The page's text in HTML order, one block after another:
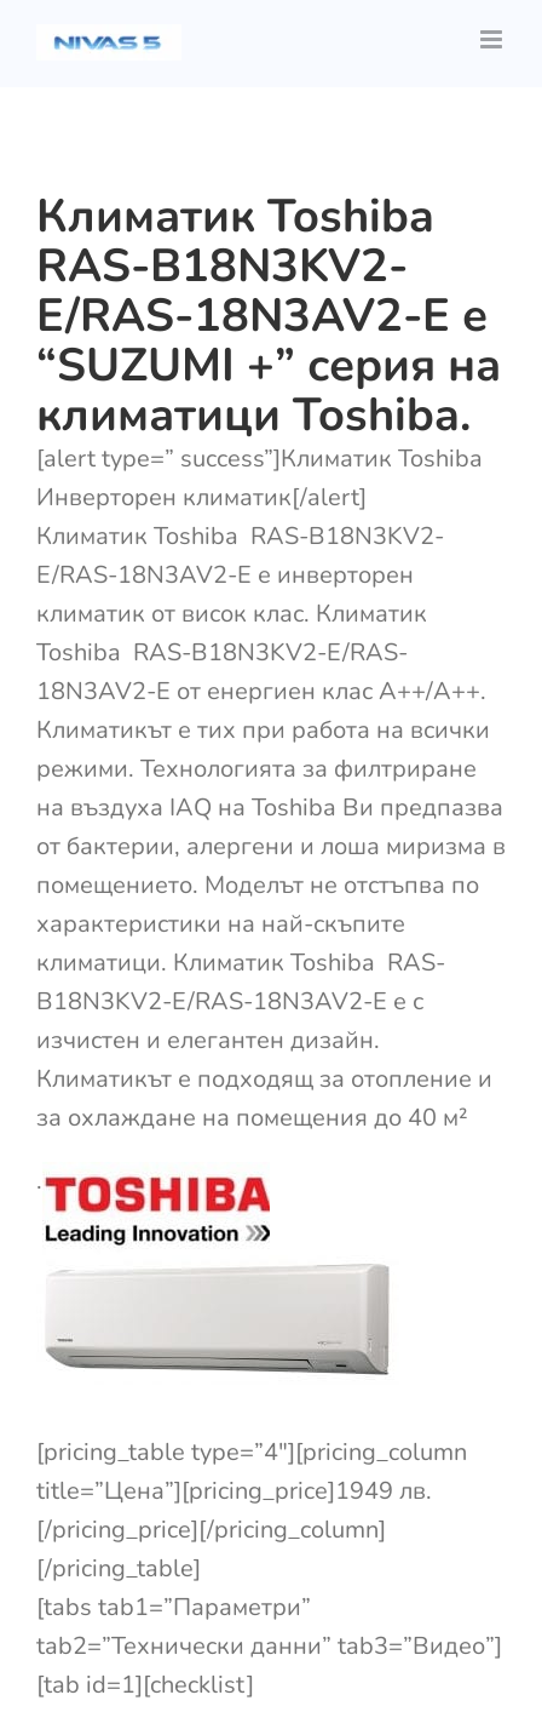
Климатик Toshiba
RAS-B18N3KV2-
E/RAS-18N3AV2-E е
“SUZUMI +” серия на
климатици Toshiba.
[alert type=” success”]Климатик Toshiba
Инверторен климатик[/alert]
Климатик Toshiba RAS-B18N3KV2-
E/RAS-18N3AV2-E е инверторен
климатик от висок клас. Климатик
Toshiba RAS-B18N3KV2-E/RAS-
18N3AV2-E от енергиен клас A++/A++.
Климатикът е тих при работа на всички
режими. Технологията за филтриране
на въздуха IAQ на Toshiba Ви предпазва
от бактерии, алергени и лоша миризма в
помещението. Моделът не отстъпва по
характеристики на най-скъпите
климатици. Климатик Toshiba RAS-
B18N3KV2-E/RAS-18N3AV2-E е с
изчистен и елегантен дизайн.
Климатикът е подходящ за отопление и
за охлаждане на помещения до 40 м²
.
[pricing_table type=”4″][pricing_column
title=”Цена”][pricing_price]1949 лв.
[/pricing_price][/pricing_column]
[/pricing_table]
[tabs tab1=”Параметри”
tab2=”Технически данни” tab3=”Видео”]
[tab id=1][checklist]